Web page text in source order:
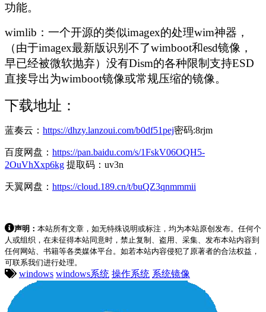
功能。
wimlib：一个开源的类似imagex的处理wim神器，
（由于imagex最新版识别不了wimboot和esd镜像，
早已经被微软抛弃）没有Dism的各种限制支持ESD
直接导出为wimboot镜像或常规压缩的镜像。
下载地址：
蓝奏云： https://dhzy.lanzoui.com/b0df51pej密码:8rjm
百度网盘： https://pan.baidu.com/s/1FskV06OQH5-
2OuVhXxp6kg 提取码：uv3n
天翼网盘： https://cloud.189.cn/t/buQZ3qnmmmii
声明： 本站所有文章，如无特殊说明或标注，均为本站原创发布。任何个
人或组织，在未征得本站同意时，禁止复制、盗用、采集、发布本站内容到
任何网站、书籍等各类媒体平台。如若本站内容侵犯了原著者的合法权益，
可联系我们进行处理。
windows windows系统 操作系统 系统镜像